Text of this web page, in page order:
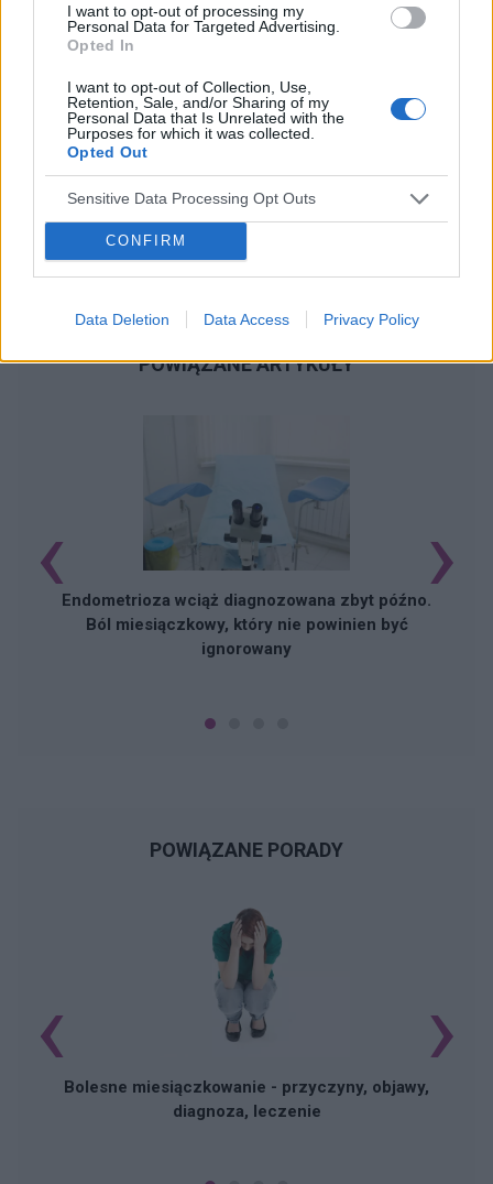
I want to opt-out of processing my
Personal Data for Targeted Advertising.
Opted In
I want to opt-out of Collection, Use,
Retention, Sale, and/or Sharing of my
Personal Data that Is Unrelated with the
Purposes for which it was collected.
Opted Out
Sensitive Data Processing Opt Outs
CONFIRM
Data Deletion Data Access Privacy Policy
POWIĄZANE ARTYKUŁY
Endometrioza wciąż diagnozowana zbyt późno.
Ból miesiączkowy, który nie powinien być
ignorowany
‹ ›
POWIĄZANE PORADY
Bolesne miesiączkowanie - przyczyny, objawy,
diagnoza, leczenie
‹ ›